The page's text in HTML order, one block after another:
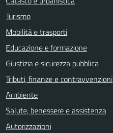
Turismo
Mobilità e trasporti
Educazione e formazione
Giustizia e sicurezza pubblica
Tributi, finanze e contravvenzioni
Ambiente
Salute, benessere e assistenza
Autorizzazioni